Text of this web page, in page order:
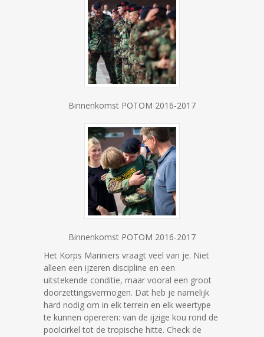
Binnenkomst POTOM 2016-2017
Binnenkomst POTOM 2016-2017
Het Korps Mariniers vraagt veel van je. Niet
alleen een ijzeren discipline en een
uitstekende conditie, maar vooral een groot
doorzettingsvermogen. Dat heb je namelijk
hard nodig om in elk terrein en elk weertype
te kunnen opereren: van de ijzige kou rond de
poolcirkel tot de tropische hitte. Check de